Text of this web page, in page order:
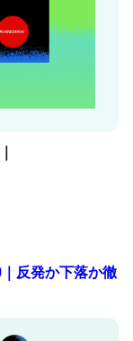
反発か下落か徹